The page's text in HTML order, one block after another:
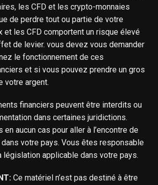
les CFD et les crypto-monnaies
de perdre tout ou partie de votre
et les CFD comportent un risque élevé
de levier. vous devez vous demander
le fonctionnement de ces
et si vous pouvez prendre un gros
votre argent.
financiers peuvent être interdits ou
dans certaines juridictions.
en aucun cas pour aller à l’encontre de
dans votre pays. Vous êtes responsable
législation applicable dans votre pays.
Ce matériel n’est pas destiné à être